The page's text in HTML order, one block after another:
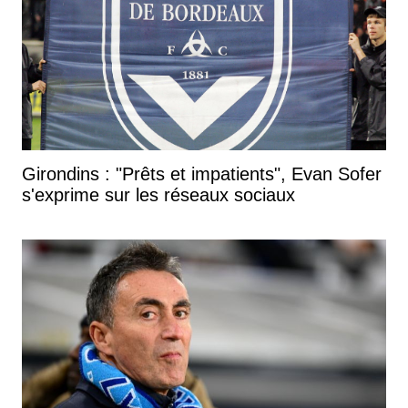
Quand on perdait, il était touché. Il mettait du temps
à récupérer émotionnellement. Parce que c'était son
club, c'était lui le capitaine. Il prenait beaucoup de
choses. Il prenait en charge trop de choses. Et il
voulait tout gérer. La charge se disperse entre les
différents éléments de l'équipe. Donc, lui, il prenait
perdait... je voyais qu'il prenait ça à cœur. Ça lui
tenait à cœur de pouvoir faire quelque chose avec le
Girondins : "Prêts et impatients", Evan Sofer
s'exprime sur les réseaux sociaux